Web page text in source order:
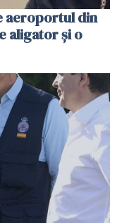
aeroportul din
aligator și o